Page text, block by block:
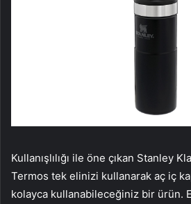
Kullanışlılığı ile öne çıkan Stanley
Termos tek elinizi kullanarak aç iç
kolayca kullanabileceğiniz bir ürün.